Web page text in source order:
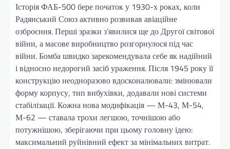
Історія ФАБ-500 бере початок у 1930-х роках, коли
Радянський Союз активно розвивав авіаційне
озброєння. Перші зразки з’явилися ще до Другої світової
війни, а масове виробництво розгорнулося під час
війни. Бомба швидко зарекомендувала себе як надійний
і відносно недорогий засіб ураження. Після 1945 року її
конструкцію неодноразово вдосконалювали: змінювали
форму корпусу, тип вибухівки, додавали нові системи
стабілізації. Кожна нова модифікація — М-43, М-54,
М-62 — ставала трохи легшою, точнішою або
потужнішою, зберігаючи при цьому головну ідею:
максимальний руйнівний ефект за мінімальних витрат.